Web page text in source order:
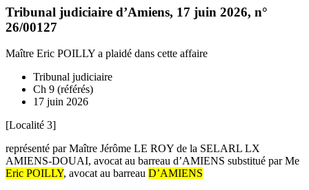
Tribunal judiciaire d’Amiens, 17 juin 2026, n°
26/00127
Maître Eric POILLY a plaidé dans cette affaire
Tribunal judiciaire
Ch 9 (référés)
17 juin 2026
[Localité 3]
représenté par Maître Jérôme LE ROY de la SELARL LX
AMIENS-DOUAI, avocat au barreau d’AMIENS substitué par Me
Eric POILLY, avocat au barreau D’AMIENS